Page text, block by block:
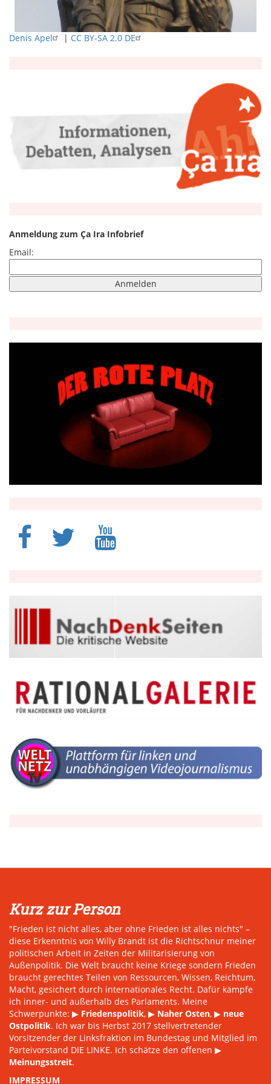
Denis Apel | CC BY-SA 2.0 DE
Anmeldung zum Ça Ira Infobrief
Email:
Kurz zur Person
"Frieden ist nicht alles, aber ohne Frieden ist alles nichts" –
diese Erkenntnis von Willy Brandt ist die Richtschnur meiner
politischen Arbeit in Zeiten der Militarisierung von
Außenpolitik. Die Welt braucht keine Kriege sondern Frieden
braucht gerechtes Teilen von Ressourcen, Wissen, Reichtum,
Macht, gesichert durch internationales Recht. Dafür kämpfe
ich inner- und außerhalb des Parlaments. Meine
Schwerpunkte: ▶ Friedenspolitik, ▶ Naher Osten, ▶ neue
Ostpolitik. Ich war bis Herbst 2017 stellvertretender
Vorsitzender der Linksfraktion im Bundestag und Mitglied im
Parteivorstand DIE LINKE. Ich schätze den offenen ▶
Meinungsstreit.
IMPRESSUM